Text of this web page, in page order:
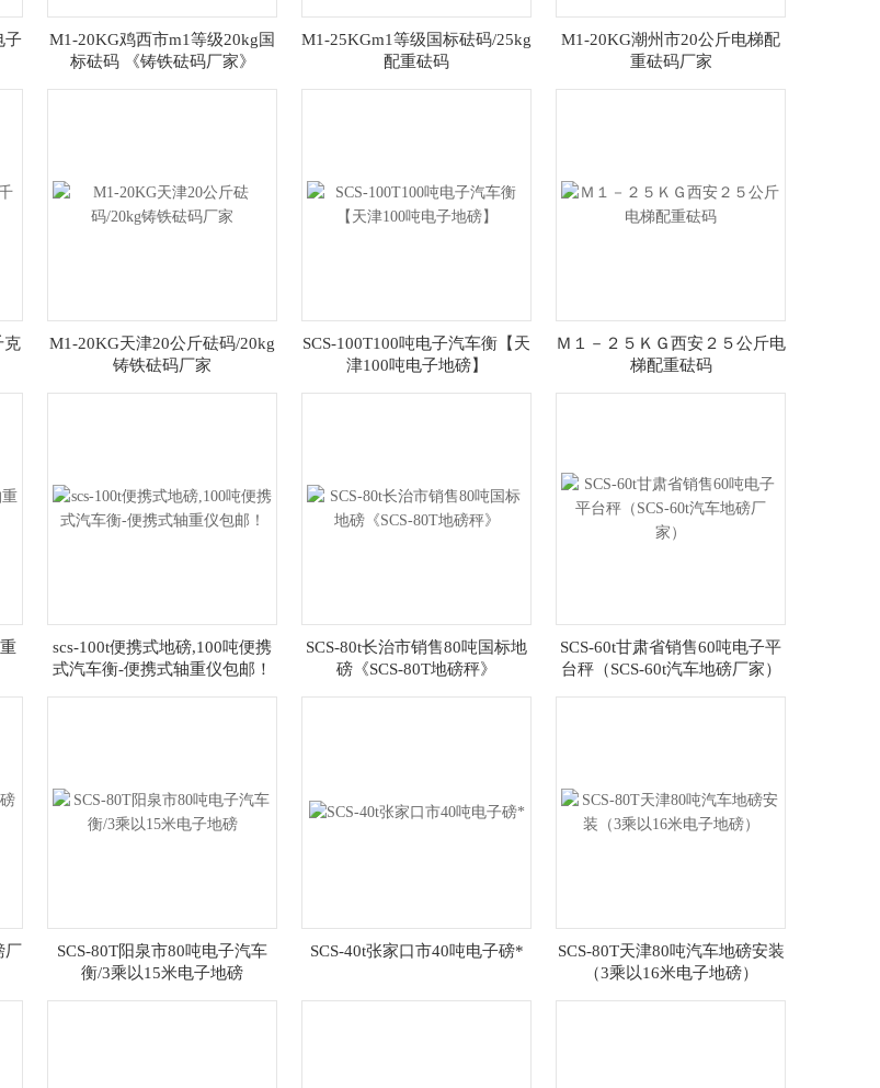
子
M1-20KG鸡西市m1等级20kg国
标砝码 《铸铁砝码厂家》
M1-25KGm1等级国标砝码/25kg
配重砝码
M1-20KG潮州市20公斤电梯配
重砝码厂家
克
M1-20KG天津20公斤砝码/20kg
铸铁砝码厂家
SCS-100T100吨电子汽车衡【天
津100吨电子地磅】
Ｍ１－２５ＫＧ西安２５公斤电
梯配重砝码
scs-100t便携式地磅,100吨便携
式汽车衡-便携式轴重仪包邮！
SCS-80t长治市销售80吨国标地
磅《SCS-80T地磅秤》
SCS-60t甘肃省销售60吨电子平
台秤（SCS-60t汽车地磅厂家）
厂
SCS-80T阳泉市80吨电子汽车
衡/3乘以15米电子地磅
SCS-40t张家口市40吨电子磅*
SCS-80T天津80吨汽车地磅安装
（3乘以16米电子地磅）